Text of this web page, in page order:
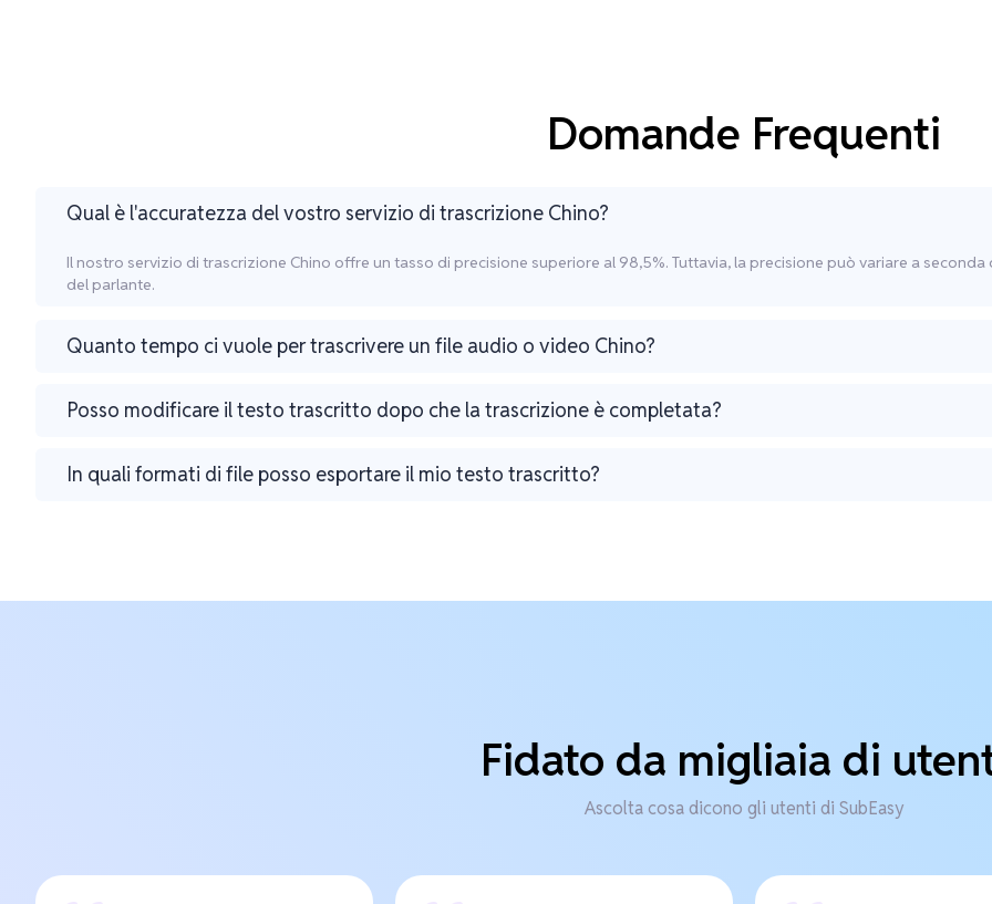
Domande Frequenti
Qual è l'accuratezza del vostro servizio di trascrizione Chino?
Il nostro servizio di trascrizione Chino offre un tasso di precisione superiore al 98,5%. Tuttavia, la precisione può variare a
del parlante.
Quanto tempo ci vuole per trascrivere un file audio o video Chino?
Posso modificare il testo trascritto dopo che la trascrizione è completata?
In quali formati di file posso esportare il mio testo trascritto?
Fidato da migliaia di
Ascolta cosa dicono gli utenti di SubEasy